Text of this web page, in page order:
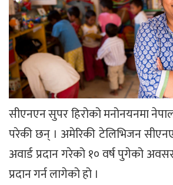
सीएनएन सुपर हिरोको मनोनयनमा
परेकी छन् । अमेरिकी टेलिभिजन
अवार्ड प्रदान गरेको १० वर्ष पुगेको
प्रदान गर्न लागेको हो ।